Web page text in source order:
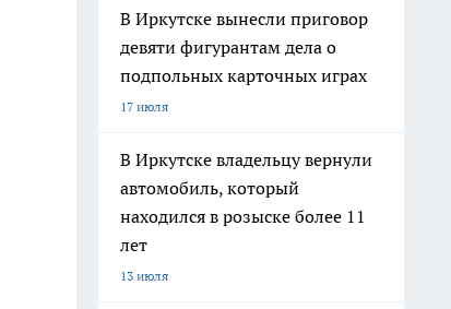
В Иркутске вынесли приговор
девяти фигурантам дела о
подпольных карточных играх
17 июля
В Иркутске владельцу вернули
автомобиль, который
находился в розыске более 11
лет
13 июля